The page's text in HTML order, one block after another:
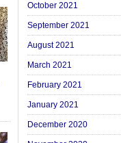
October 2021
September 2021
August 2021
March 2021
February 2021
January 2021
December 2020